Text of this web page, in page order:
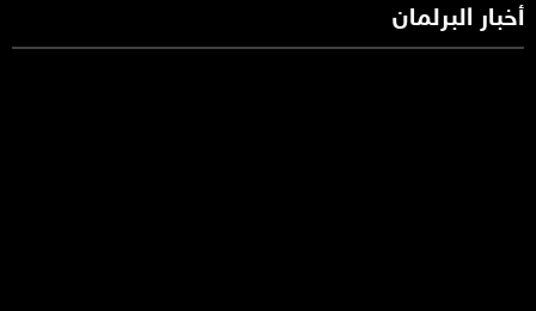
أخبار البرلمان